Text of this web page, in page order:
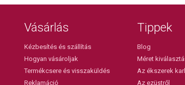
Vásárlás
Kézbesítés és szállítás
Hogyan vásároljak
Termékcsere és visszaküldés
Reklamáció
Tippek
Blog
Méret
Az ékszerek
Az ezüstről